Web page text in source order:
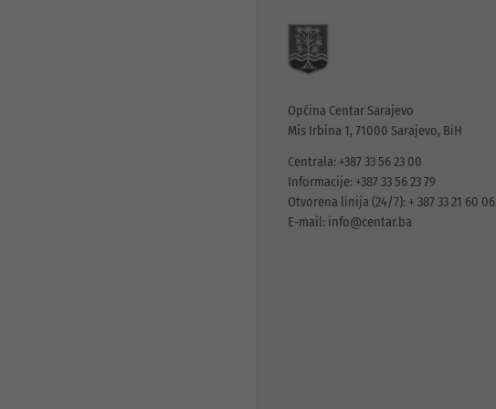
Općina Centar Sarajevo
Mis Irbina 1, 71000 Sarajevo, BiH
Centrala: +387 33 56 23 00
Informacije: +387 33 56 23 79
Otvorena linija (24/7): + 387 33 21 60 06
E-mail: info@centar.ba